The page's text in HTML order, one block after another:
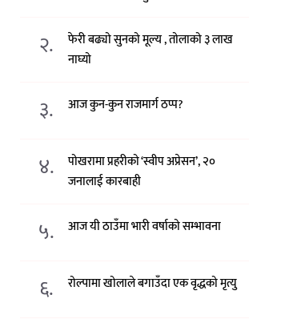
२.
फेरी बढ्यो सुनको मूल्य , तोलाको ३ लाख
नाघ्यो
३. आज कुन-कुन राजमार्ग ठप्प?
४.
पोखरामा प्रहरीको ‘स्वीप अप्रेसन’, २०
जनालाई कारबाही
५. आज यी ठाउँमा भारी वर्षाको सम्भावना
६. रोल्पामा खोलाले बगाउँदा एक वृद्धको मृत्यु